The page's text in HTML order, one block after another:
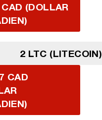
(DOLLAR
2 LTC (LITECOIN)
CAD